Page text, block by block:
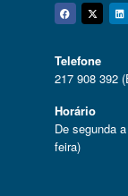
Telefone
217 908 392
Horário
De segunda
feira)